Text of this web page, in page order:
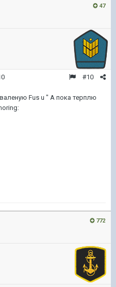
47
#10
Fus u " А пока терплю
772